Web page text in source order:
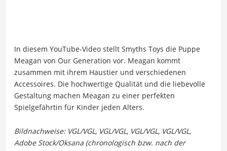
In diesem YouTube-Video stellt Smyths Toys die Puppe
Meagan von Our Generation vor. Meagan kommt
zusammen mit ihrem Haustier und verschiedenen
Accessoires. Die hochwertige Qualität und die liebevolle
Gestaltung machen Meagan zu einer perfekten
Spielgefährtin für Kinder jeden Alters.